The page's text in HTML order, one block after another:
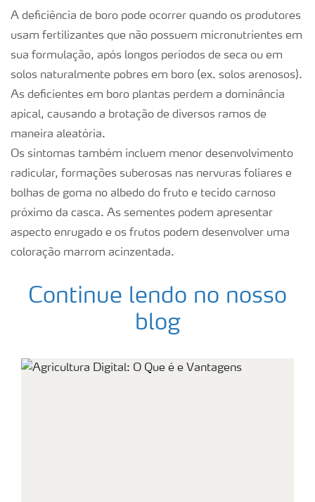
A deficiência de boro pode ocorrer quando os produtores
usam fertilizantes que não possuem micronutrientes em
sua formulação, após longos períodos de seca ou em
solos naturalmente pobres em boro (ex. solos arenosos).
As deficientes em boro plantas perdem a dominância
apical, causando a brotação de diversos ramos de
maneira aleatória.
Os sintomas também incluem menor desenvolvimento
radicular, formações suberosas nas nervuras foliares e
bolhas de goma no albedo do fruto e tecido carnoso
próximo da casca. As sementes podem apresentar
aspecto enrugado e os frutos podem desenvolver uma
coloração marrom acinzentada.
Continue lendo no nosso
blog